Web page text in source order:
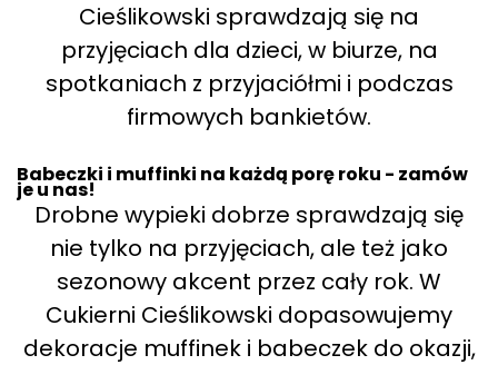
Cieślikowski sprawdzają się na
przyjęciach dla dzieci, w biurze, na
spotkaniach z przyjaciółmi i podczas
firmowych bankietów.
Babeczki i muffinki na każdą porę roku - zamów
je u nas!
Drobne wypieki dobrze sprawdzają się
nie tylko na przyjęciach, ale też jako
sezonowy akcent przez cały rok. W
Cukierni Cieślikowski dopasowujemy
dekoracje muffinek i babeczek do okazji,